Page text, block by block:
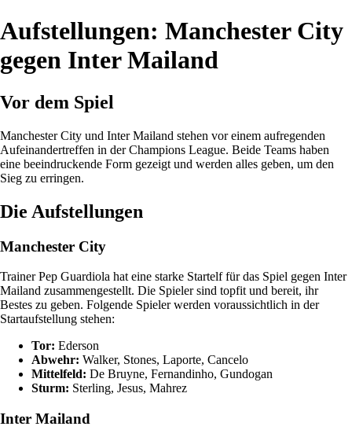
Aufstellungen: Manchester City
gegen Inter Mailand
Vor dem Spiel
Manchester City und Inter Mailand stehen vor einem aufregenden
Aufeinandertreffen in der Champions League. Beide Teams haben
eine beeindruckende Form gezeigt und werden alles geben, um den
Sieg zu erringen.
Die Aufstellungen
Manchester City
Trainer Pep Guardiola hat eine starke Startelf für das Spiel gegen Inter
Mailand zusammengestellt. Die Spieler sind topfit und bereit, ihr
Bestes zu geben. Folgende Spieler werden voraussichtlich in der
Startaufstellung stehen:
Tor: Ederson
Abwehr: Walker, Stones, Laporte, Cancelo
Mittelfeld: De Bruyne, Fernandinho, Gundogan
Sturm: Sterling, Jesus, Mahrez
Inter Mailand